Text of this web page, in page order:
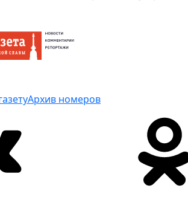
Архив номеров